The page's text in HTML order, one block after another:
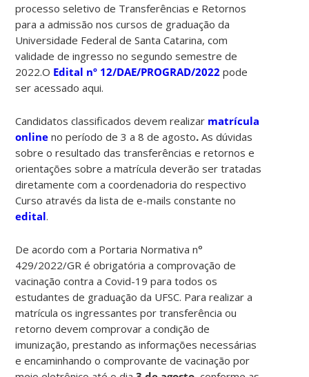
processo seletivo de Transferências e Retornos
para a admissão nos cursos de graduação da
Universidade Federal de Santa Catarina, com
validade de ingresso no segundo semestre de
2022.O Edital nº 12/DAE/PROGRAD/2022 pode
ser acessado aqui.
Candidatos classificados devem realizar matrícula
online no período de 3 a 8 de agosto.As dúvidas
sobre o resultado das transferências e retornos e
orientações sobre a matrícula deverão ser tratadas
diretamente com a coordenadoria do respectivo
Curso através da lista de e-mails constante no
edital.
De acordo com a Portaria Normativa n°
429/2022/GR é obrigatória a comprovação de
vacinação contra a Covid-19 para todos os
estudantes de graduação da UFSC. Para realizar a
matrícula os ingressantes por transferência ou
retorno devem comprovar a condição de
imunização, prestando as informações necessárias
e encaminhando o comprovante de vacinação por